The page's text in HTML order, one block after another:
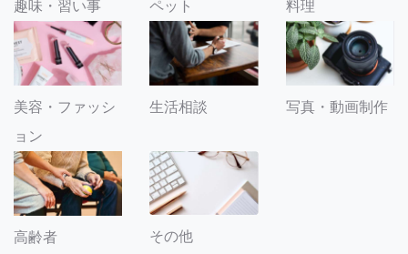
趣味・習い事 ペット 料理
美容・ファッシ
ョン
生活相談 写真・動画制作
高齢者 その他